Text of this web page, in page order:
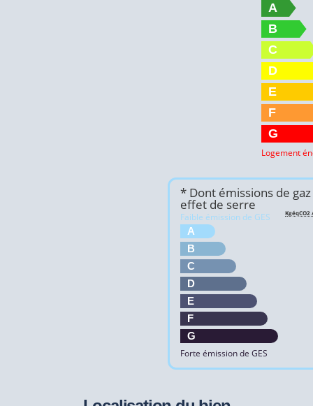
A
B
C
D
E
F
G
Logement
* Dont émissions de gaz
effet de serre
Faible émission de GES
A
B
C
D
E
F
G
Forte émission de GES
KgéqCO2